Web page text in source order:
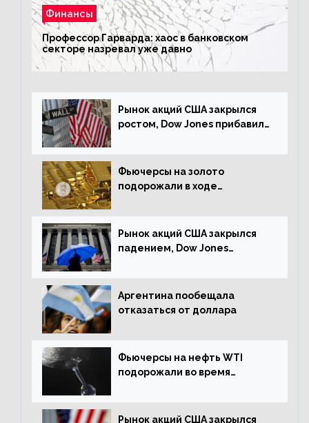
Финансы
Профессор Гарварда: хаос в банковском
секторе назревал уже давно
Рынок акций США закрылся
ростом, Dow Jones прибавил
Фьючерсы на золото
подорожали в ходе
Рынок акций США закрылся
падением, Dow Jones
Аргентина пообещала
отказаться от доллара
Фьючерсы на нефть WTI
подорожали во время
Рынок акций США закрылся